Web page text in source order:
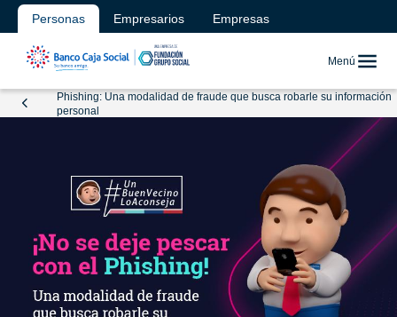
Personas Empresarios Empresas
Menú
Phishing: Una modalidad de fraude que busca robarle su información
personal